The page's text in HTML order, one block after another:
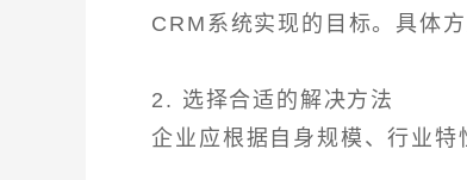
CRM系统实现的目标。具体
2. 选择合适的解决方法
企业应根据自身规模、行业特